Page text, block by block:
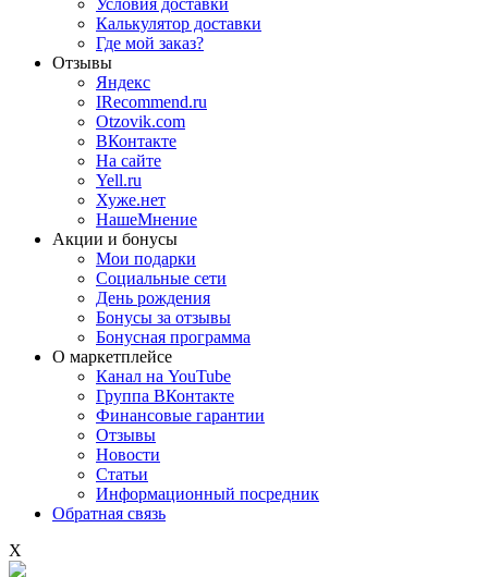
Условия доставки
Калькулятор доставки
Где мой заказ?
Отзывы
Яндекс
IRecommend.ru
Otzovik.com
ВКонтакте
На сайте
Yell.ru
Хуже.нет
НашеМнение
Акции и бонусы
Мои подарки
Социальные сети
День рождения
Бонусы за отзывы
Бонусная программа
О маркетплейсе
Канал на YouTube
Группа ВКонтакте
Финансовые гарантии
Отзывы
Новости
Статьи
Информационный посредник
Обратная связь
X